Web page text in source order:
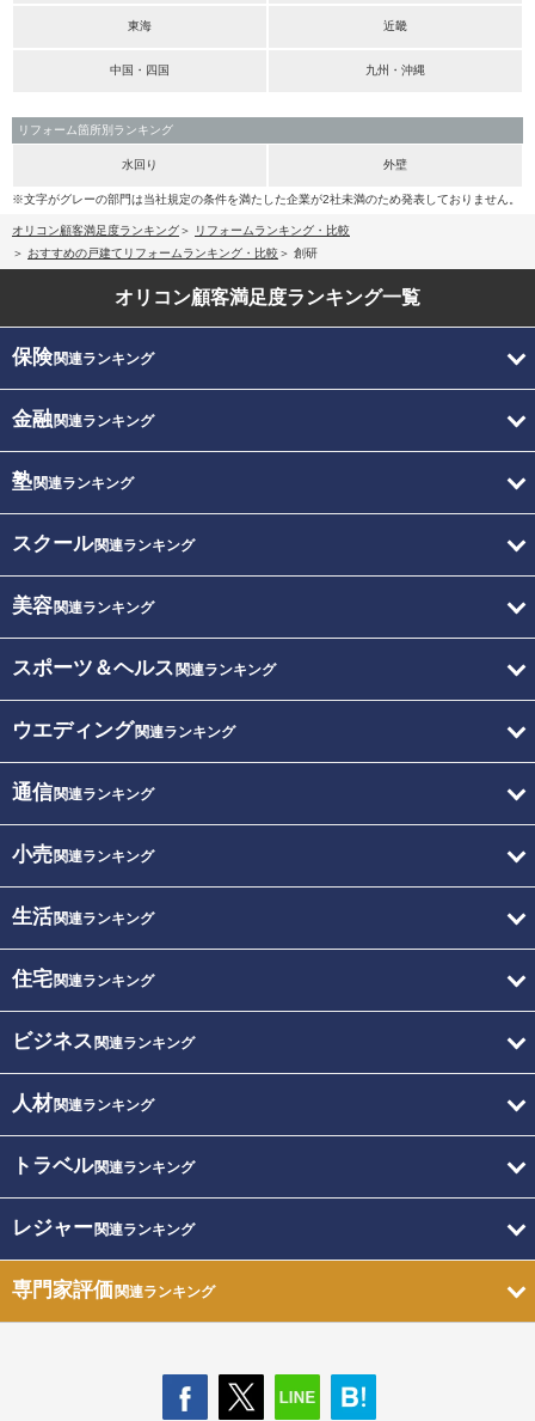
東海 近畿
中国・四国 九州・沖縄
リフォーム箇所別ランキング
水回り 外壁
※文字がグレーの部門は当社規定の条件を満たした企業が2社未満のため発表しておりません。
オリコン顧客満足度ランキング
リフォームランキング・比較
おすすめの戸建てリフォームランキング・比較
創研
オリコン顧客満足度ランキング一覧
保険関連ランキング
金融関連ランキング
塾関連ランキング
スクール関連ランキング
美容関連ランキング
スポーツ＆ヘルス 関連ランキング
ウエディング関連ランキング
通信関連ランキング
小売関連ランキング
生活関連ランキング
住宅関連ランキング
ビジネス 関連ランキング
人材関連ランキング
トラベル関連ランキング
レジャー関連ランキング
専門家評価関連ランキング